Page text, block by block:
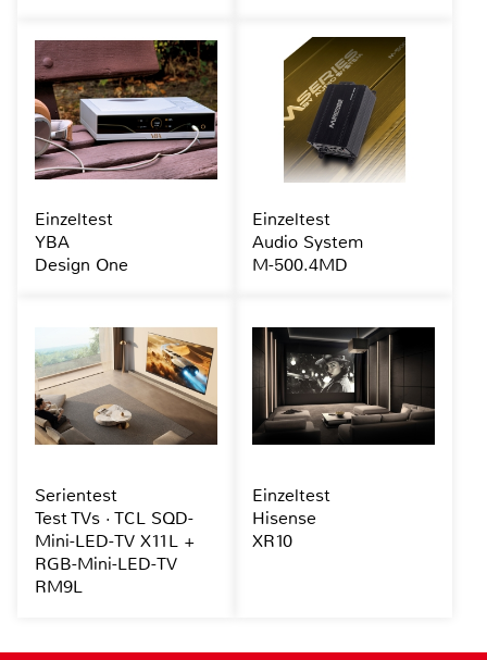
Einzeltest
YBA
Design One
Einzeltest
Audio System
M-500.4MD
Serientest
Test TVs · TCL SQD-
Mini-LED-TV X11L +
RGB-Mini-LED-TV
RM9L
Einzeltest
Hisense
XR10